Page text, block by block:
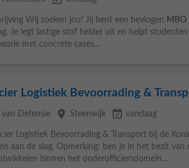
Wij zoeken jou! Jij bent een bevlogen MBO
Je legt lastige stof helder uit en helpt
met concrete cases...
Logistiek Bevoorrading &
Defensie place Steenwijk event_available vandaag
Logistiek Bevoorrading & Transport bij de
aan de slag. Opmerking: ben je in het bezit van
binnen het onderofficiersdomein...